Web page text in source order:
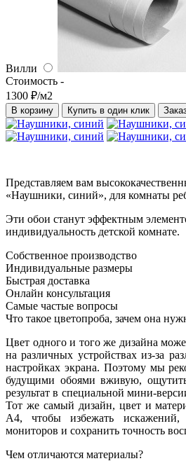
Вилли
Стоимость -
1300 ₽/м2
В корзину Купить в один клик
Представляем вам
«Наушники, синий», для комнаты
Эти обои станут эффектным
индивидуальность детской комнате.
Собственное производство
Индивидуальные размеры
Быстрая доставка
Онлайн консультация
Самые частые вопросы
Что такое цветопроба, зачем она
Цвет одного и того же дизайна
на различных устройствах из-за
настройках экрана. Поэтому мы
будущими обоями вживую,
результат в специальной мини-
Тот же самый дизайн, цвет и
А4, чтобы избежать искажений,
мониторов и сохранить точность
Чем отличаются материалы?